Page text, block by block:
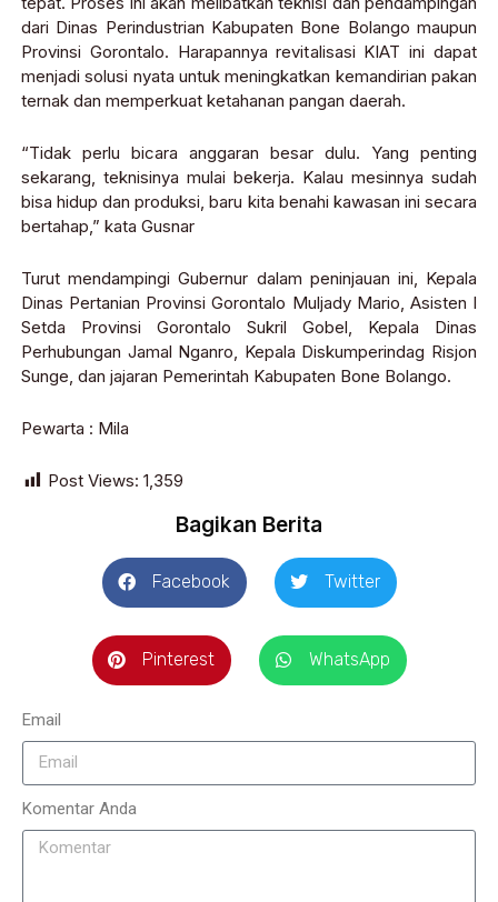
dari Dinas Perindustrian Kabupaten Bone Bolango maupun
Provinsi Gorontalo. Harapannya revitalisasi KIAT ini dapat
menjadi solusi nyata untuk meningkatkan kemandirian pakan
ternak dan memperkuat ketahanan pangan daerah.
“Tidak perlu bicara anggaran besar dulu. Yang penting
sekarang, teknisinya mulai bekerja. Kalau mesinnya sudah
bisa hidup dan produksi, baru kita benahi kawasan ini secara
bertahap,” kata Gusnar
Turut mendampingi Gubernur dalam peninjauan ini, Kepala
Dinas Pertanian Provinsi Gorontalo Muljady Mario, Asisten I
Setda Provinsi Gorontalo Sukril Gobel, Kepala Dinas
Perhubungan Jamal Nganro, Kepala Diskumperindag Risjon
Sunge, dan jajaran Pemerintah Kabupaten Bone Bolango.
Pewarta : Mila
Post Views: 1,359
Bagikan Berita
Facebook Twitter
Pinterest WhatsApp
Email
Komentar Anda